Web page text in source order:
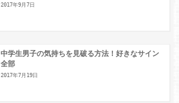
2017年9月7日
中学生男子の気持ちを見破る方法！好きなサイン
全部
2017年7月19日